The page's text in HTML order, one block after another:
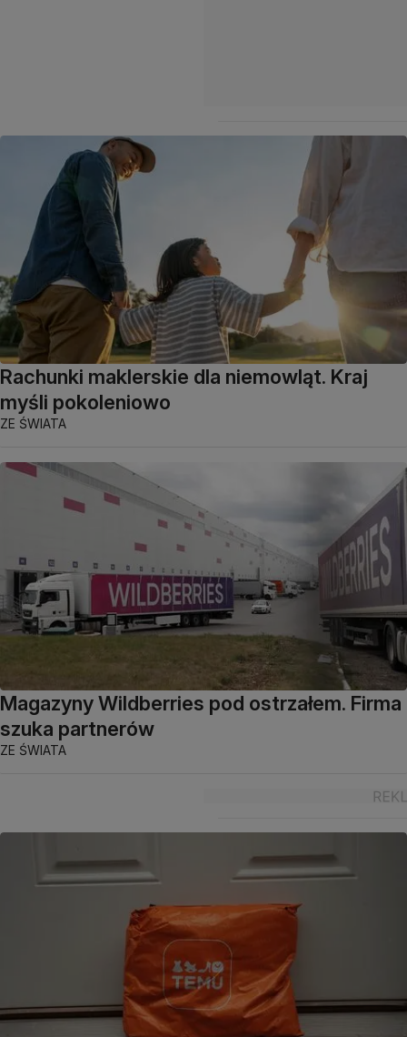
Rachunki maklerskie dla niemowląt. Kraj
myśli pokoleniowo
ZE ŚWIATA
Magazyny Wildberries pod ostrzałem. Firma
szuka partnerów
ZE ŚWIATA